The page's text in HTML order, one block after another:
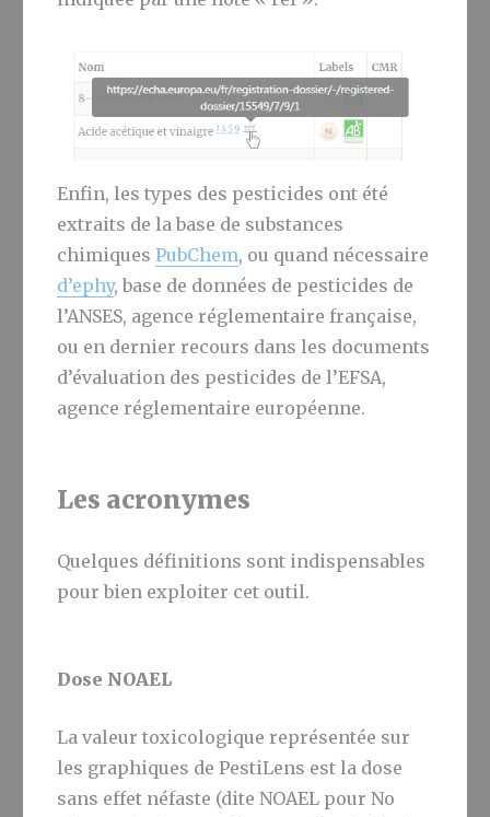
Enfin, les types des pesticides ont été
extraits de la base de substances
chimiquesPubChem, ou quand nécessaire
d’ephy, base de données de pesticides de
l’ANSES, agence réglementaire française,
ou en dernier recours dans les documents
d’évaluation des pesticides de l’EFSA,
agence réglementaire européenne.
Les acronymes
Quelques définitions sont indispensables
pour bien exploiter cet outil.
Dose NOAEL
La valeur toxicologique représentée sur
les graphiques de PestiLens est la dose
sans effet néfaste (dite NOAEL pour No